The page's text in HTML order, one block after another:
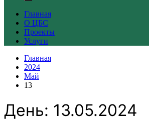
Главная
О ЦБС
Проекты
Услуги
Главная
2024
Май
13
День: 13.05.2024